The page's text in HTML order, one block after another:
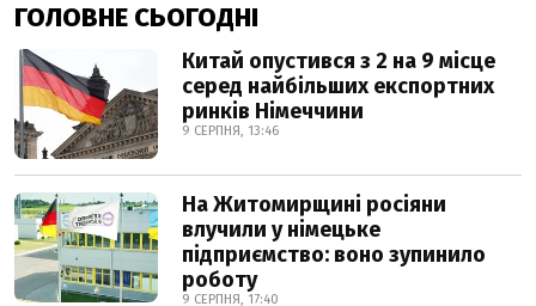
ГОЛОВНЕ СЬОГОДНІ
Китай опустився з 2 на 9 місце
серед найбільших експортних
ринків Німеччини
9 СЕРПНЯ, 13:46
На Житомирщині росіяни
влучили у німецьке
підприємство: воно зупинило
роботу
9 СЕРПНЯ, 17:40